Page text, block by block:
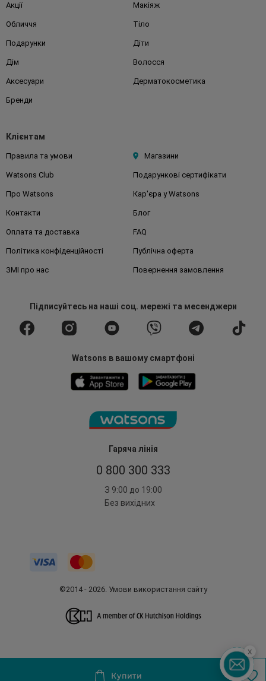
Гаряча лінія
0 800 300 333
З 9:00 до 19:00
Без вихідних
Акції Макіяж
Обличчя Тіло
Подарунки Діти
Дім Волосся
Аксесуари Дерматокосметика
Бренди
Клієнтам
Правила та умови Магазини
Watsons Club Подарункові сертифікати
Про Watsons Кар'єра у Watsons
Контакти Блог
Оплата та доставка FAQ
Політика конфіденційності Публічна оферта
ЗМІ про нас Повернення замовлення
Підписуйтесьна наші соц. мережі та месенджери
Watsons в вашому смартфоні
©2014 - 2026. Умови використання сайту
x